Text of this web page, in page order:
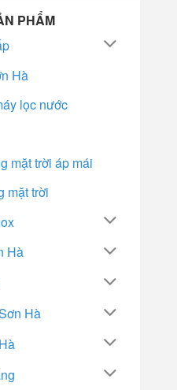
PHẨM
Hà
lọc nước
mặt trời áp mái
mặt trời
Hà
Hà